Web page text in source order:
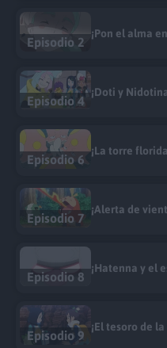
Episodio 2
¡Pon el alma
Episodio 4
¡Doti y
Episodio 6
¡La torre
Episodio 7
¡Alerta de
Episodio 8
¡Hatenna y el
Episodio 9
¡El tesoro de